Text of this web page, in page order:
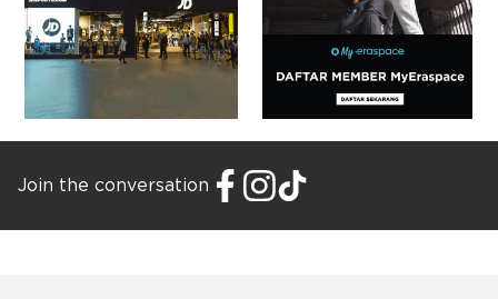
Join the conversation